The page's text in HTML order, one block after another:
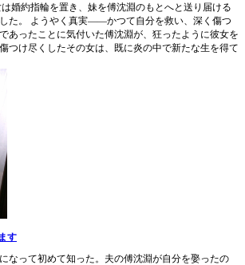
婚約指輪を置き、妹を傅沈淵のもとへと送り届ける
た。 ようやく真実――かつて自分を救い、深く傷つ
あったことに気付いた傅沈淵が、狂ったように彼女を
つけ尽くしたその女は、既に炎の中で新たな生を得て
す
なって初めて知った。夫の傅沈淵が自分を娶ったの